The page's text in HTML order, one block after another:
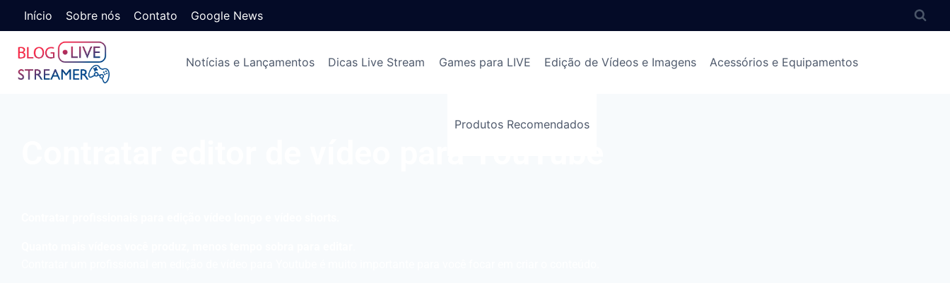
Início Sobre nós Contato Google News
Notícias e Lançamentos Dicas Live Stream Games para LIVE Edição de Vídeos e Imagens Acessórios e Equipamentos
Produtos Recomendados